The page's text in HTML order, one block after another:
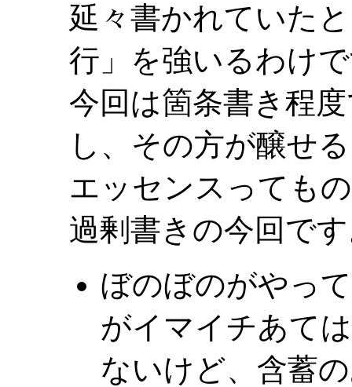
延々書かれていた
行」を強いるわけ
今回は箇条書き程
し、その方が醸せる
エッセンスっても
過剰書きの今回で
ぼのぼのがやっ
がイマイチあて
ないけど、含蓄